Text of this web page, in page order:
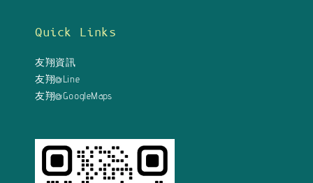
Quick Links
友翔資訊
友翔@Line
友翔@GoogleMaps